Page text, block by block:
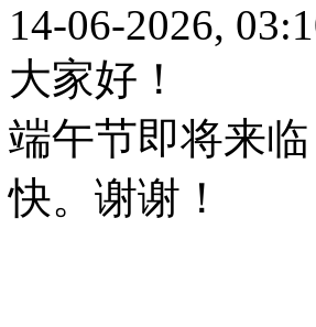
14-06-2026,
大家好！
端午节即将来
快。谢谢！